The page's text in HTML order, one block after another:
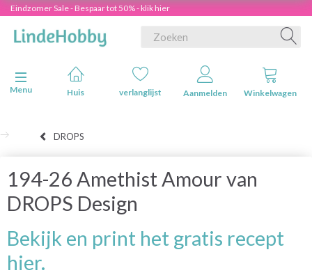
Eindzomer Sale - Bespaar tot 50% - klik hier
Navigatie in-/uitschakelen
Menu
Huis verlanglijst Aanmelden Winkelwagen
DROPS
194-26 Amethist Amour van
DROPS Design
Bekijk en print het gratis recept
hier.